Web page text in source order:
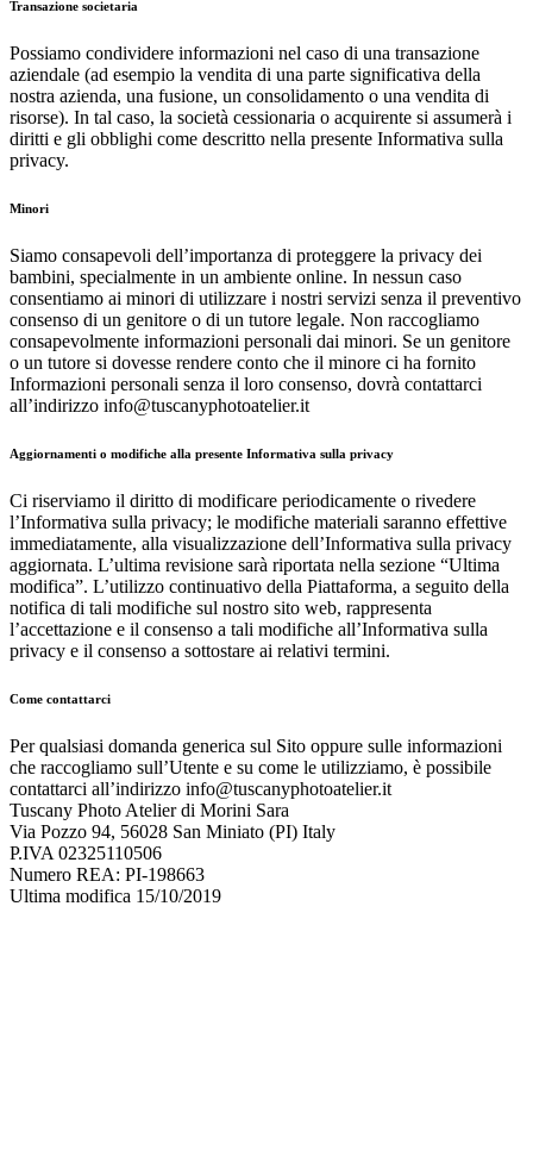
Transazione societaria
Possiamo condividere informazioni nel caso di una transazione
aziendale (ad esempio la vendita di una parte significativa della
nostra azienda, una fusione, un consolidamento o una vendita di
risorse). In tal caso, la società cessionaria o acquirente si assumerà i
diritti e gli obblighi come descritto nella presente Informativa sulla
privacy.
Minori
Siamo consapevoli dell’importanza di proteggere la privacy dei
bambini, specialmente in un ambiente online. In nessun caso
consentiamo ai minori di utilizzare i nostri servizi senza il preventivo
consenso di un genitore o di un tutore legale. Non raccogliamo
consapevolmente informazioni personali dai minori. Se un genitore
o un tutore si dovesse rendere conto che il minore ci ha fornito
Informazioni personali senza il loro consenso, dovrà contattarci
all’indirizzo info@tuscanyphotoatelier.it
Aggiornamenti o modifiche alla presente Informativa sulla privacy
Ci riserviamo il diritto di modificare periodicamente o rivedere
l’Informativa sulla privacy; le modifiche materiali saranno effettive
immediatamente, alla visualizzazione dell’Informativa sulla privacy
aggiornata. L’ultima revisione sarà riportata nella sezione “Ultima
modifica”. L’utilizzo continuativo della Piattaforma, a seguito della
notifica di tali modifiche sul nostro sito web, rappresenta
l’accettazione e il consenso a tali modifiche all’Informativa sulla
privacy e il consenso a sottostare ai relativi termini.
Come contattarci
Per qualsiasi domanda generica sul Sito oppure sulle informazioni
che raccogliamo sull’Utente e su come le utilizziamo, è possibile
contattarci all’indirizzo info@tuscanyphotoatelier.it
Tuscany Photo Atelier di Morini Sara
Via Pozzo 94, 56028 San Miniato (PI) Italy
P.IVA 02325110506
Numero REA: PI-198663
Ultima modifica 15/10/2019